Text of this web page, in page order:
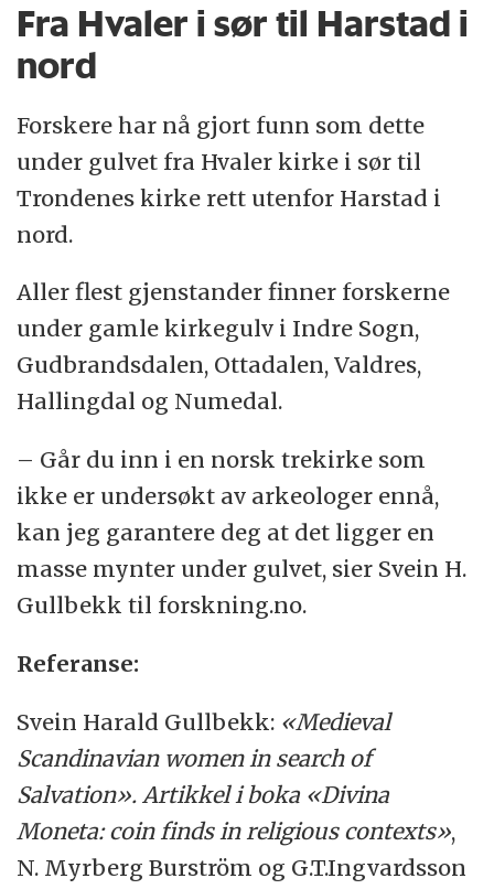
Fra Hvaler i sør til Harstad i
nord
Forskere har nå gjort funn som dette
under gulvet fra Hvaler kirke i sør til
Trondenes kirke rett utenfor Harstad i
nord.
Aller flest gjenstander finner forskerne
under gamle kirkegulv i Indre Sogn,
Gudbrandsdalen, Ottadalen, Valdres,
Hallingdal og Numedal.
– Går du inn i en norsk trekirke som
ikke er undersøkt av arkeologer ennå,
kan jeg garantere deg at det ligger en
masse mynter under gulvet, sier Svein H.
Gullbekk til forskning.no.
Referanse:
Svein Harald Gullbekk: «Medieval
Scandinavian women in search of
Salvation». Artikkel i boka «Divina
Moneta: coin finds in religious contexts»,
N. Myrberg Burström og G.T.Ingvardsson